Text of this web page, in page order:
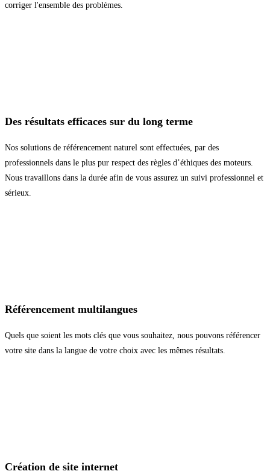
corriger l'ensemble des problèmes.
Des résultats efficaces sur du long terme
Nos solutions de référencement naturel sont effectuées, par des
professionnels dans le plus pur respect des règles d’éthiques des moteurs.
Nous travaillons dans la durée afin de vous assurez un suivi professionnel et
sérieux.
Référencement multilangues
Quels que soient les mots clés que vous souhaitez, nous pouvons référencer
votre site dans la langue de votre choix avec les mêmes résultats.
Création de site internet